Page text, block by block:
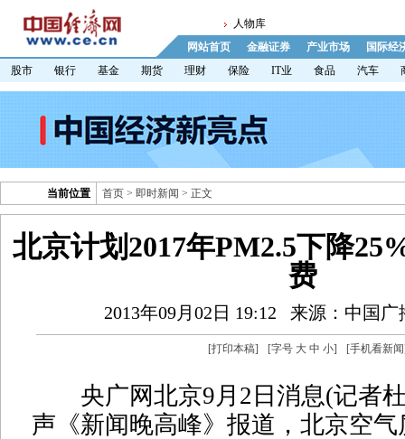
人物库
网站首页
金融证券 产业市场
国际经
股市
银行 基金 期货 理财 保险 IT业 食品 汽车
当前位置 首页 > 即时新闻 > 正文
北京计划2017年PM2.5下降
费
2013年09月02日 19:12 来源：中国广
[打印本稿] [字号 大 中 小] [手机看新闻
央广网北京9月2日消息(记者杜
声《新闻晚高峰》报道，北京空